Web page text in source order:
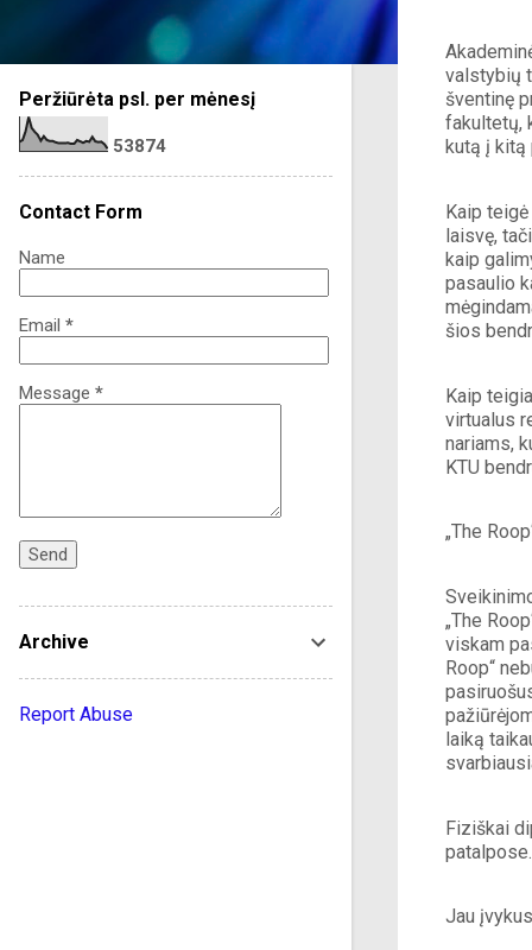
valstybių
šventinę
fakultetų,
kutą į kitą
Kaip
laisvę,
kaip
pasaulio
šios
Kaip
virtualus
nariams,
KTU
„The
„The
viskam
Roop“
laiką
Fiziškai
patalpose.
Jau
Peržiūrėta psl. per mėnesį
53874
Contact Form
Name
Email *
Message *
Archive
Report Abuse